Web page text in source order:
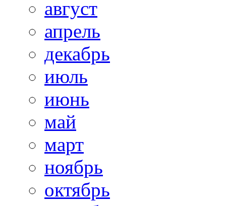
август
апрель
декабрь
июль
июнь
май
март
ноябрь
октябрь